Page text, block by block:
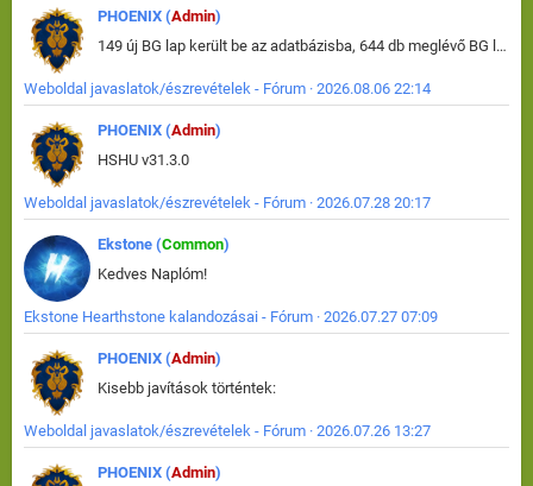
PHOENIX (Admin)
149 új BG lap került be az adatbázisba, 644 db meglévő BG lap módosult, bekerültek az új képek a megváltozott lapokhoz is.
Weboldal javaslatok/észrevételek - Fórum · 2026.08.06 22:14
PHOENIX (Admin)
HSHU v31.3.0
Weboldal javaslatok/észrevételek - Fórum · 2026.07.28 20:17
Ekstone (Common)
Kedves Naplóm!
Ekstone Hearthstone kalandozásai - Fórum · 2026.07.27 07:09
PHOENIX (Admin)
Kisebb javítások történtek:
Weboldal javaslatok/észrevételek - Fórum · 2026.07.26 13:27
PHOENIX (Admin)